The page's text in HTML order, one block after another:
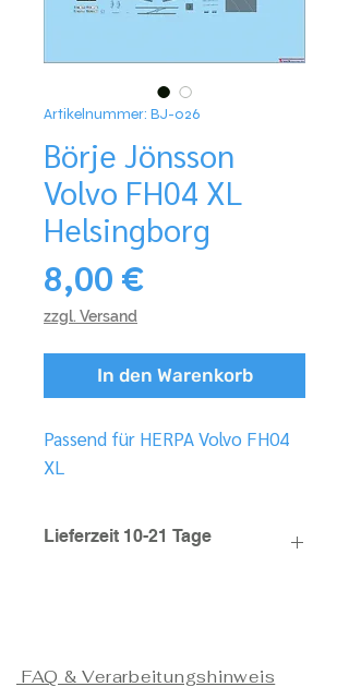
Artikelnummer: BJ-026
Börje Jönsson
Volvo FH04 XL
Helsingborg
8,00 €Preis
zzgl. Versand
In den Warenkorb
Passend für HERPA Volvo FH04
XL
Lieferzeit 10-21 Tage
FAQ & Verarbeitungshinweis